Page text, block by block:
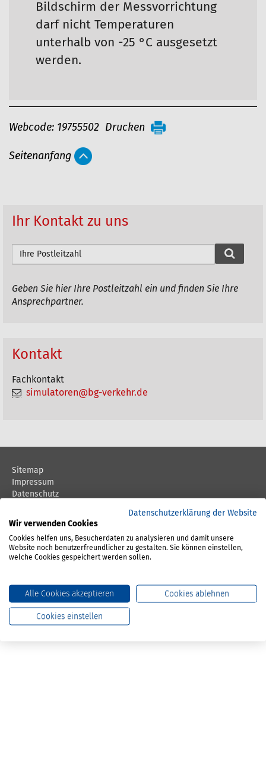
Bildschirm der Messvorrichtung
darf nicht Temperaturen
unterhalb von -25 °C ausgesetzt
werden.
A
t
e
t
i
e
n
Webcode: 19755502 Drucken
Seitenanfang
Ihr Kontakt zu uns
L
d
h
u
c
Geben Sie hier Ihre Postleitzahl ein und finden Sie Ihre
Ansprechpartner.
Kontakt
Fachkontakt
simulatoren@bg-verkehr.de
Sitemap
Impressum
Datenschutz
Barriere melden
© BG Verkehr 2026
Newsletter abonnieren
Datenschutzerklärung der Website
Wir verwenden Cookies
Cookies helfen uns, Besucherdaten zu analysieren und damit unsere
Website noch benutzerfreundlicher zu gestalten. Sie können einstellen,
welche Cookies gespeichert werden sollen.
Alle Cookies akzeptieren Cookies ablehnen
Cookies einstellen